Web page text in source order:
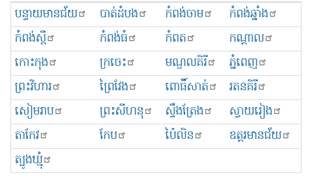
បន្ទាយមានជ័យ បាត់ដំបង កំពង់ចាម
កំពង់ឆ្នាំង
កំពង់ស្ពឺ
កំពង់ធំ កំពត
កណ្ដាល
កោះកុង
ក្រចេះ មណ្ឌលគិរី
ភ្នំពេញ
ព្រះ​វិហារ
ព្រៃវែង ពោធិ៍សាត់
រតនគិរី
សៀមរាប
ព្រះសីហនុ ស្ទឹងត្រែង
ស្វាយរៀង
តាកែវ
កែប ប៉ៃលិន
ឧត្ដរមានជ័យ
ត្បូងឃ្មុំ